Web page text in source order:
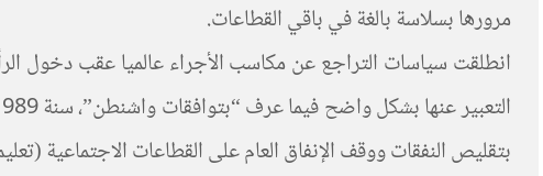
مرورها بسلاسة بالغة في باقي القطاعات.
انطلقت سياسات التراجع عن مكاسب الأجراء عالميا عقب دخول
بتقليص النفقات ووقف الإنفاق العام على القطاعات